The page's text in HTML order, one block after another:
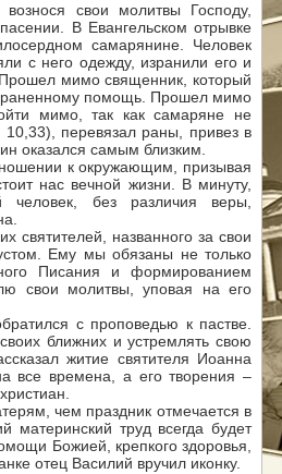
свои молитвы Господу,
В Евангельском отрывке
самарянине. Человек
с него одежду, изранили его и
мимо священник, который
помощь. Прошел мимо
мимо, так как самаряне не
перевязал раны, привез в
оказался самым близким.
к окружающим, призывая
нас вечной жизни. В минуту,
без различия веры,
святителей, названного за свои
Ему мы обязаны не только
Писания и формированием
свои молитвы, уповая на его
с проповедью к пастве.
ближних и устремлять свою
житие святителя Иоанна
все времена, а его творения –
чем праздник отмечается в
материнский труд всегда будет
Божией, крепкого здоровья,
отец Василий вручил иконку.